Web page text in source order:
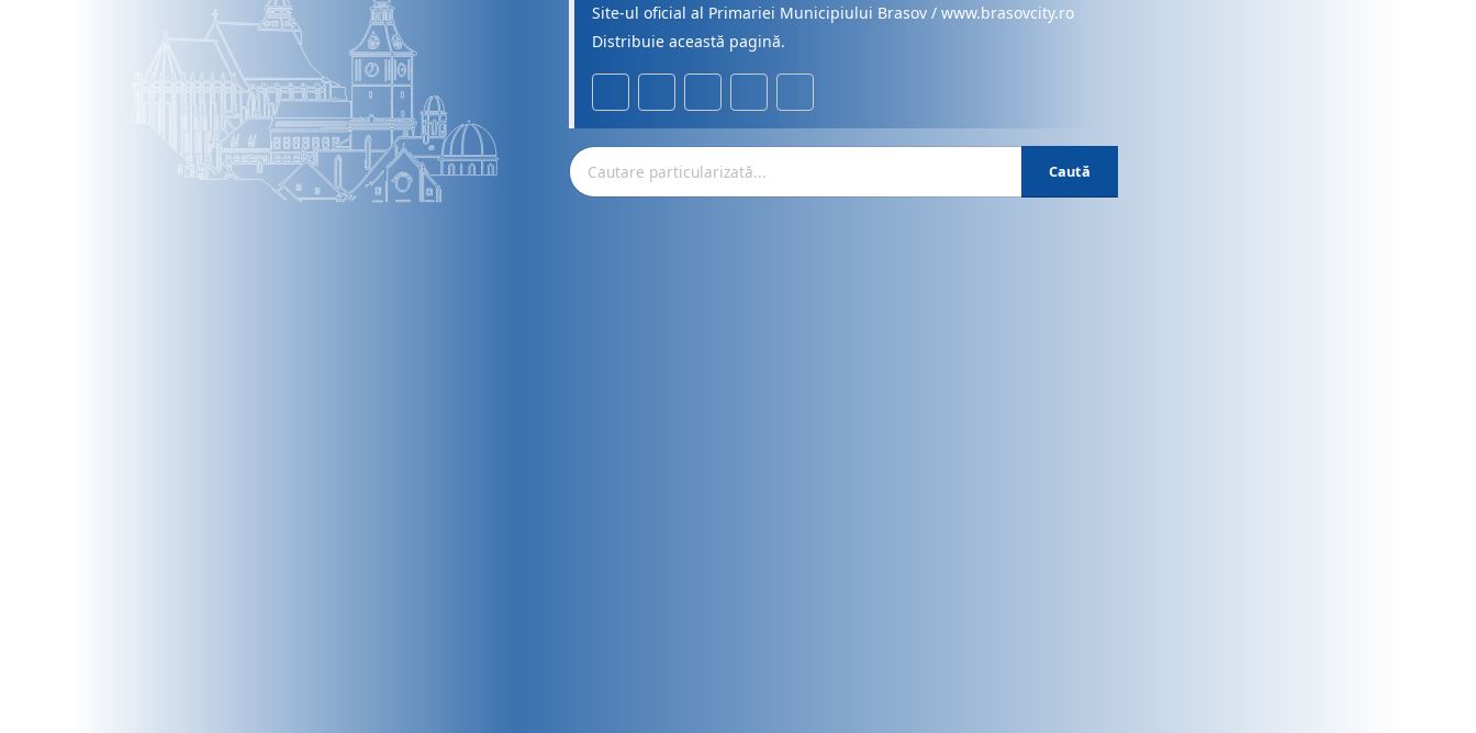
Site-ul oficial al Primariei Municipiului Brasov / www.brasovcity.ro
Distribuie această pagină.
Caută